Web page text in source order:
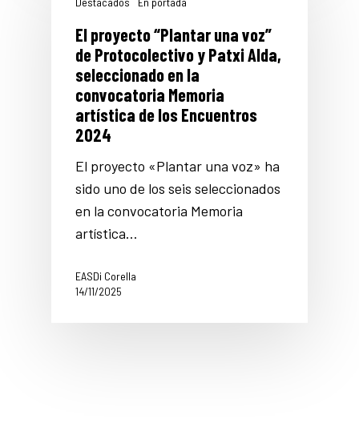
El proyecto “Plantar una voz”
de Protocolectivo y Patxi Alda,
seleccionado en la
convocatoria Memoria
artística de los Encuentros
2024
El proyecto «Plantar una voz» ha
sido uno de los seis seleccionados
en la convocatoria Memoria
artística…
EASDi Corella
14/11/2025